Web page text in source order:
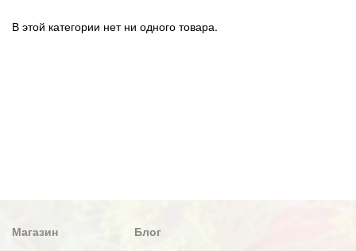
В этой категории нет ни одного товара.
Магазин Блог